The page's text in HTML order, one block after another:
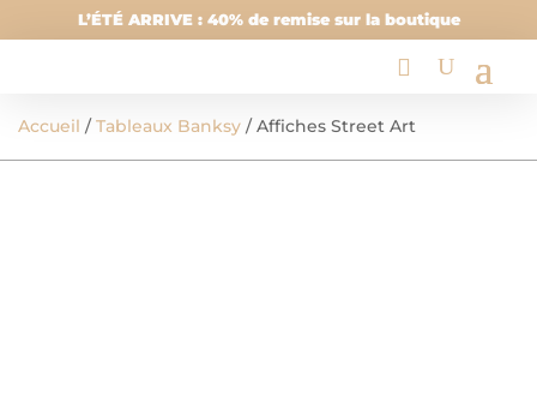
L’ÉTÉ ARRIVE : 40% de remise sur la boutique
Accueil /Tableaux Banksy / Affiches Street Art